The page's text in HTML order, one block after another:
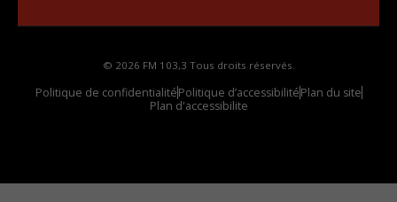
© 2026 FM 103,3 Tous droits réservés.
Politique de confidentialitéPolitique d’accessibilitéPlan du site
Plan d'accessibilite